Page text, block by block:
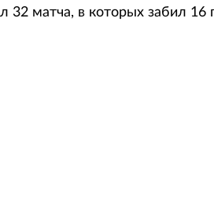
матча, в которых забил 16